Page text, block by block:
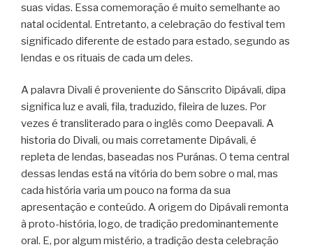
suas vidas. Essa comemoração é muito semelhante ao
natal ocidental. Entretanto, a celebração do festival tem
significado diferente de estado para estado, segundo as
lendas e os rituais de cada um deles.
A palavra Divali é proveniente do Sânscrito Dipávali, dipa
significa luz e avali, fila, traduzido, fileira de luzes. Por
vezes é transliterado para o inglês como Deepavali. A
historia do Divali, ou mais corretamente Dipávali, é
repleta de lendas, baseadas nos Puránas. O tema central
dessas lendas está na vitória do bem sobre o mal, mas
cada história varia um pouco na forma da sua
apresentação e conteúdo. A origem do Dipávali remonta
à proto-história, logo, de tradição predominantemente
oral. E, por algum mistério, a tradição desta celebração